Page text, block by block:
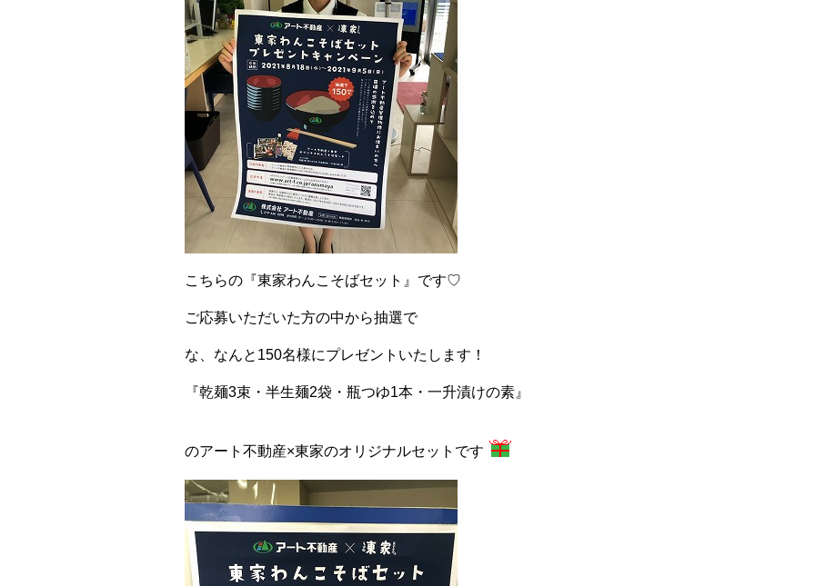
こちらの『東家わんこそばセット』です♡
ご応募いただいた方の中から抽選で
な、なんと150名様にプレゼントいたします！
『乾麺3束・半生麺2袋・瓶つゆ1本・一升漬けの素』
のアート不動産×東家のオリジナルセットです